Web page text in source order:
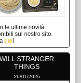
le ultime novità
sul nostro sito.
qui!
WILL STRANGER
THINGS
26/01/2026